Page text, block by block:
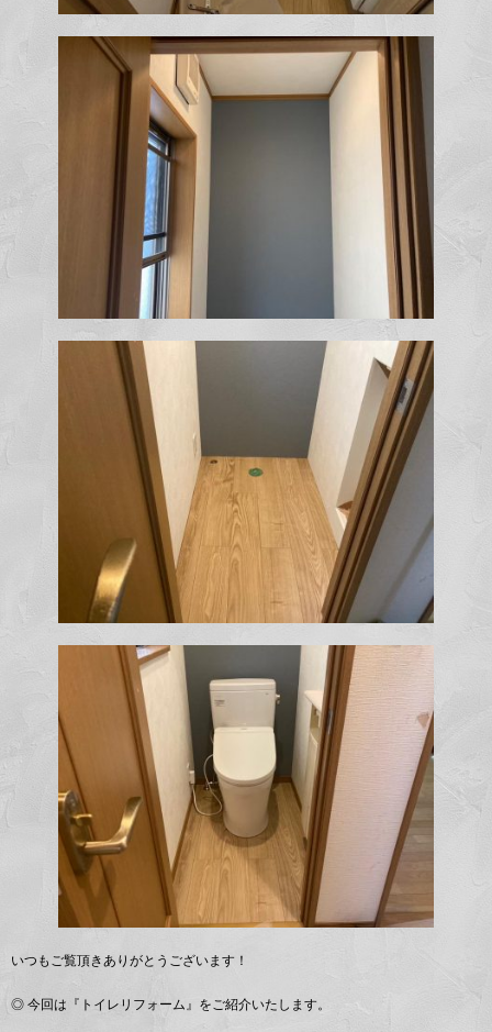
いつもご覧頂きありがとうございます！
◎ 今回は『トイレリフォーム』をご紹介いたします。